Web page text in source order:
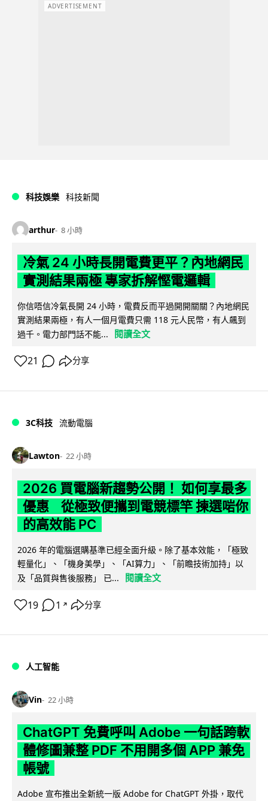
ADVERTISEMENT
科技娛樂 科技新聞
arthur 8 小時
冷氣 24 小時長開電費更平？內地網民
實測結果兩極 專家拆解慳電邏輯
你信唔信冷氣長開 24 小時，電費反而平過開開關關？內地網民
實測結果兩極，有人一個月電費只需 118 元人民幣，有人飆到
過千。電力部門話不能...
閱讀全文
21 分享
3C科技 流動電腦
Lawton 22 小時
2026 買電腦新趨勢公開！ 如何享最多
優惠 從極致便攜到電競標竿 揀選啱你
的高效能 PC
2026 年的電腦選購基準已經全面升級。除了基本效能，「極致
輕量化」、「機身美學」、「AI算力」、「前瞻技術加持」以
及「品質與售後服務」 已...
閱讀全文
19 1 ↗ 分享
人工智能
Vin 22 小時
ChatGPT 免費呼叫 Adobe 一句話跨軟
體修圖兼整 PDF 不用開多個 APP 兼免
帳號
Adobe 宣布推出全新統一版 Adobe for ChatGPT 外掛，取代